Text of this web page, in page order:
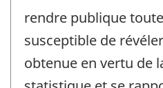
rendre publique
susceptible de
obtenue en vertu de